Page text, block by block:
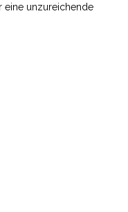
eine unzureichende